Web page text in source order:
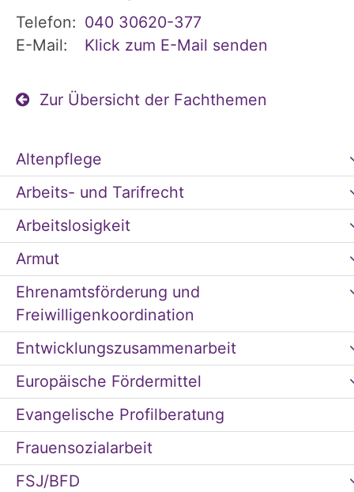
Telefon: 040 30620-377
E-Mail:
Klick zum E-Mail senden
Zur Übersicht der Fachthemen
Altenpflege
Arbeits- und Tarifrecht
Arbeitslosigkeit
Armut
Ehrenamtsförderung und
Freiwilligenkoordination
Entwicklungszusammenarbeit
Europäische Fördermittel
Evangelische Profilberatung
Frauensozialarbeit
FSJ/BFD